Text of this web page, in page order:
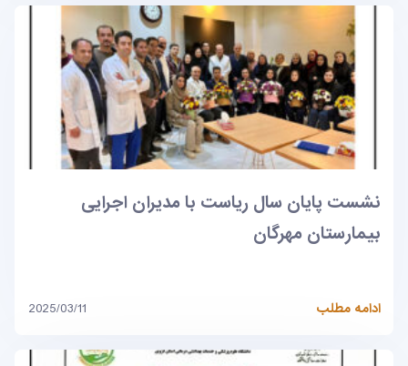
نشست پایان سال ریاست با مدیران اجرایی
بیمارستان مهرگان
ادامه مطلب 2025/03/11